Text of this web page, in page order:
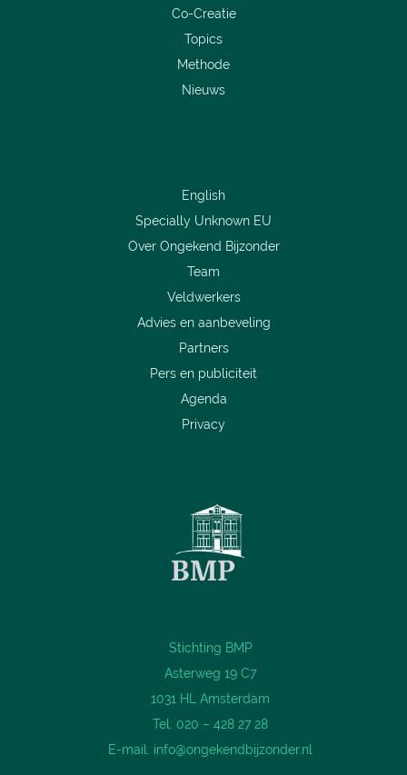
Co-Creatie
Topics
Methode
Nieuws
English
Specially Unknown EU
Over Ongekend Bijzonder
Team
Veldwerkers
Advies en aanbeveling
Partners
Pers en publiciteit
Agenda
Privacy
Stichting BMP
Asterweg 19 C7
1031 HL Amsterdam
Tel: 020 – 428 27 28
E-mail: info@ongekendbijzonder.nl